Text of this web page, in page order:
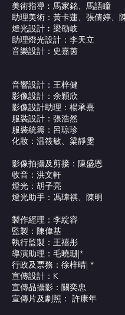
美術指導︰馬家銘、馬語瞳
助理美術：黃卡蓮、張倩婷、
燈光設計︰梁劭岐
助理燈光設計：李天立
音樂設計：
音響設計：王梓健
影像設計：余穎欣
影像設計助理：楊承熹
服裝設計：張浩然
服裝統籌：呂琼珍
化妝：温筱敏、梁靜雯
影像拍攝及剪接：陳盛恩
收音：洪文軒
燈光：胡子亮
燈光助手：馮瑋祺、陳明
製作經理：李綻容
監製：陳偉基
執行監製：王禧彤
導演助理：毛曉珊|*
行政及票務：徐梓晴| *
宣傳設計：K
宣傳品攝影：關奕忠
宣傳片及劇照： 許康年